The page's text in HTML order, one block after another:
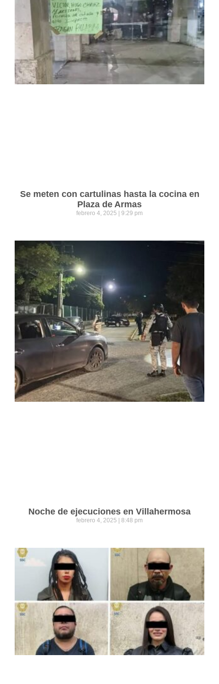
Se meten con cartulinas hasta la cocina en
Plaza de Armas
febrero 4, 2025 9:29 pm
Noche de ejecuciones en Villahermosa
febrero 4, 2025 8:48 pm